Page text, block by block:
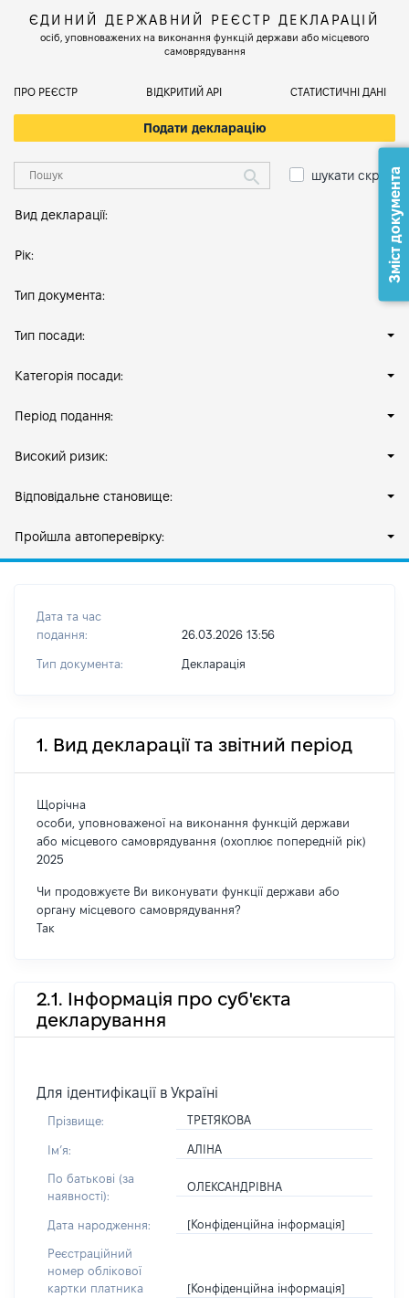
ЄДИНИЙ ДЕРЖАВНИЙ РЕЄСТР ДЕКЛАРАЦІЙ
осіб, уповноважених на виконання функцій держави або місцевого
самоврядування
ПРО РЕЄСТР ВІДКРИТИЙ АРІ СТАТИСТИЧНІ ДАНІ
Подати декларацію
шукати скрізь
Вид декларації:
Рік:
Тип документа:
Тип посади:
Категорія посади:
Період подання:
Високий ризик:
Відповідальне становище:
Пройшла автоперевірку:
Дата та час
подання:
26.03.2026 13:56
Тип документа: Декларація
1. Вид декларації та звітний період
Щорічна
особи, уповноваженої на виконання функцій держави
або місцевого самоврядування (охоплює попередній рік)
2025
Чи продовжуєте Ви виконувати функції держави або
органу місцевого самоврядування?
Так
2.1. Інформація про суб'єкта
декларування
Для ідентифікації в Україні
Прізвище: ТРЕТЯКОВА
Імʼя: АЛІНА
По батькові (за
наявності):
ОЛЕКСАНДРІВНА
Дата народження: [Конфіденційна інформація]
Реєстраційний
номер облікової
картки платника
[Конфіденційна інформація]
Зміст документа